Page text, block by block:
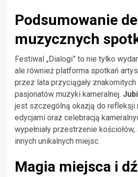
Podsumowanie
muzycznych
Festiwal „Dialogi” to nie tylko
ale również platforma spotkań
przez lata przyciągały
pasjonatów muzyki kameralnej.
jest szczególną okazją do refleksji
edycjami oraz celebracją
wypełniały przestrzenie
innych unikalnych miejsc.
Magia miejsca i